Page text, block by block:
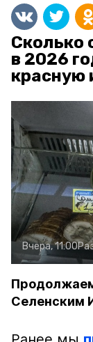
Сколько
в 2026
красную
Вчера, 11:00
Селенским